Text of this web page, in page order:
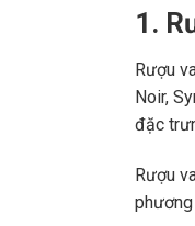
1.
Rượu
Noir,
đặc
Rượu